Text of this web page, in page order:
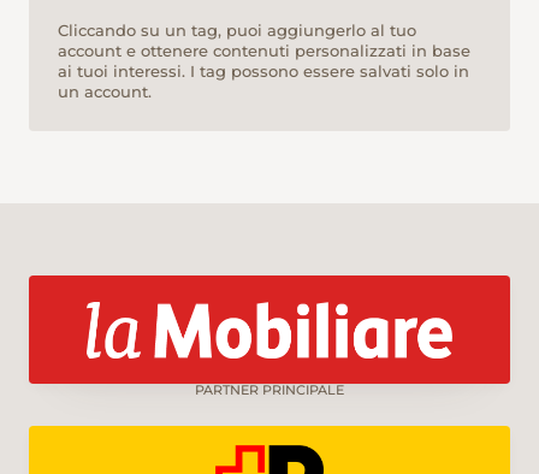
Cliccando su un tag, puoi aggiungerlo al tuo
account e ottenere contenuti personalizzati in base
ai tuoi interessi. I tag possono essere salvati solo in
un account.
PARTNER PRINCIPALE